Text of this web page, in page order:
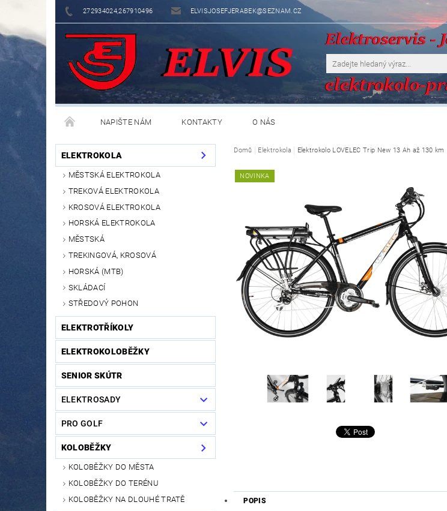
272934024,267910496 ELVISJOSEFJERABEK@SEZNAM.CZ
NAPIŠTE NÁM KONTAKTY O NÁS
ELEKTROKOLA
MĚSTSKÁ ELEKTROKOLA
TREKOVÁ ELEKTROKOLA
KROSOVÁ ELEKTROKOLA
HORSKÁ ELEKTROKOLA
MĚSTSKÁ
TREKINGOVÁ, KROSOVÁ
HORSKÁ (MTB)
SKLÁDACÍ
STŘEDOVÝ POHON
ELEKTROTŘÍKOLY
ELEKTROKOLOBĚŽKY
SENIOR SKÚTR
ELEKTROSADY
PRO GOLF
KOLOBĚŽKY
KOLOBĚŽKY DO MĚSTA
KOLOBĚŽKY DO TERÉNU
KOLOBĚŽKY NA DLOUHÉ TRATĚ
Domů Elektrokola Elektrokolo LOVELEC Trip New 13 Ah až 130 km
NOVINKA
POPIS